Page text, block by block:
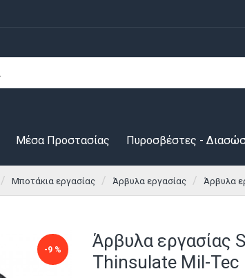
Μέσα Προστασίας Πυροσβέστες -
Μποτάκια εργασίας Άρβυλα εργασίας Άρβυλα
-9 %
Άρβυλα εργασίας
Thinsulate Mil-Tec